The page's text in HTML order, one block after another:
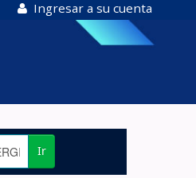
Ingresar a su cuenta
Ir